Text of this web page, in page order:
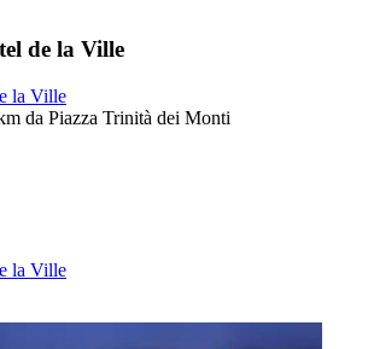
de la Ville
la Ville
da Piazza Trinità dei Monti
la Ville